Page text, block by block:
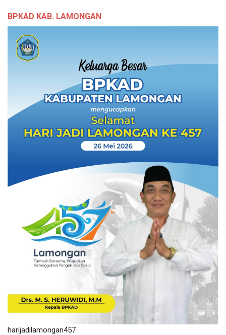
BPKAD KAB. LAMONGAN
harijadilamongan457